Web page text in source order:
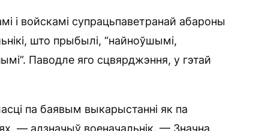
і войскамі супрацьпаветранай абароны
што прыбылі, “найноўшымі,
Паводле яго сцвярджэння, у гэтай
па баявым выкарыстанні як па
— адзначыў военачальнік. — Значна